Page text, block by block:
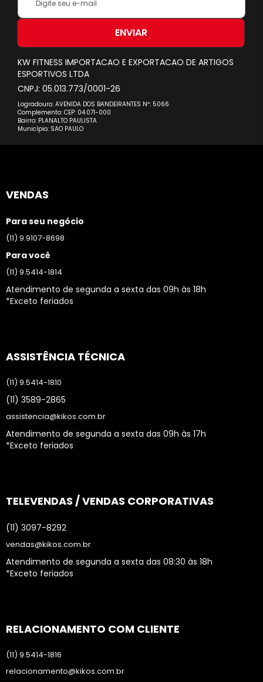
na
Newsletter:
ENVIAR
KW FITNESS IMPORTACAO E EXPORTACAO DE ARTIGOS
ESPORTIVOS LTDA
CNPJ: 05.013.773/0001-26
Logradouro: AVENIDA DOS BANDEIRANTES Nº: 5066
Complemento: CEP: 04.071-000
Bairro: PLANALTO PAULISTA
Município: SAO PAULO
VENDAS
Para seu negócio
(11) 9.9107-8698
Para você
(11) 9.5414-1814
Atendimento de segunda a sexta das 09h às 18h
*Exceto feriados
ASSISTÊNCIA TÉCNICA
(11) 9.5414-1810
(11) 3589-2865
assistencia@kikos.com.br
Atendimento de segunda a sexta das 09h às 17h
*Exceto feriados
TELEVENDAS / VENDAS CORPORATIVAS
(11) 3097-8292
vendas@kikos.com.br
Atendimento de segunda a sexta das 08:30 às 18h
*Exceto feriados
RELACIONAMENTO COM CLIENTE
(11) 9.5414-1816
relacionamento@kikos.com.br